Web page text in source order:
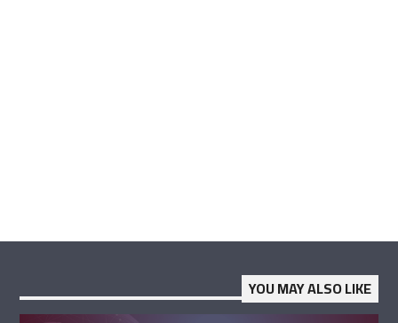
YOU MAY ALSO LIKE